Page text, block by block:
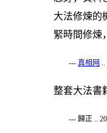
大法修煉的
緊時間修煉
--- 真相网
整套大法書
--- 歸正 ..